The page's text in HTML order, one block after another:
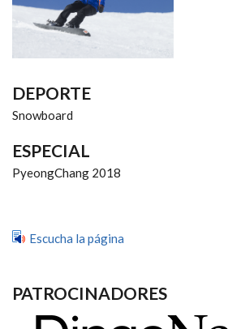
DEPORTE
Snowboard
ESPECIAL
PyeongChang 2018
Escucha la página
PATROCINADORES